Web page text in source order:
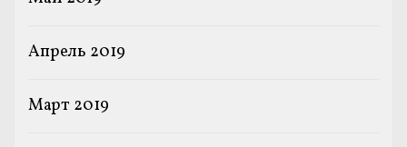
Апрель 2019
Март 2019